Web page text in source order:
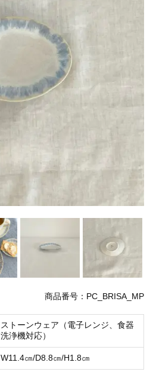
商品番号：PC_BRISA_MP
ストーンウェア（電子レンジ、食器
洗浄機対応）
W11.4㎝/D8.8㎝/H1.8㎝